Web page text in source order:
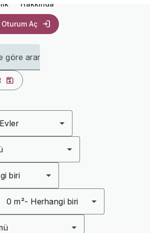
Hakkında
Oturum Aç
arama yapın
biri
0 m²- Herhangi biri